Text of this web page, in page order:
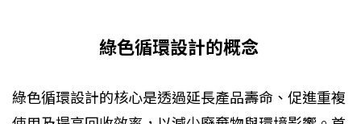
綠色循環設計的概念
綠色循環設計的核心是透過延長產品壽命、促進重複